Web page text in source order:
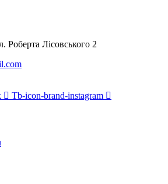
Роберта Лісовського 2
Tb-icon-brand-instagram